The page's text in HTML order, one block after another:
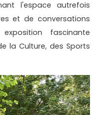
l'espace autrefois
et de conversations
fascinante
la Culture, des Sports